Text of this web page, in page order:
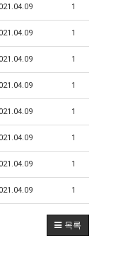
1
1
1
1
1
1
1
1
목록